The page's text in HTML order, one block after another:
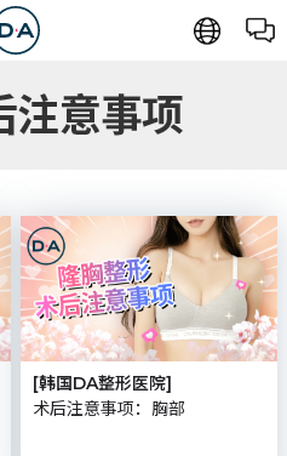
[韩国DA整形医院]
术后注意事项：胸部